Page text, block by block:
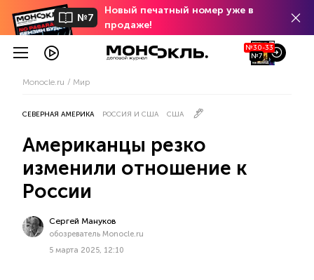
№7
Новый печатный номер уже в
продаже!
№30-33
№7
Monocle.ru Мир
СЕВЕРНАЯ АМЕРИКА РОССИЯ И США США
Американцы резко
изменили отношение к
России
Сергей Мануков
обозреватель Monocle.ru
5 марта 2025, 12:10